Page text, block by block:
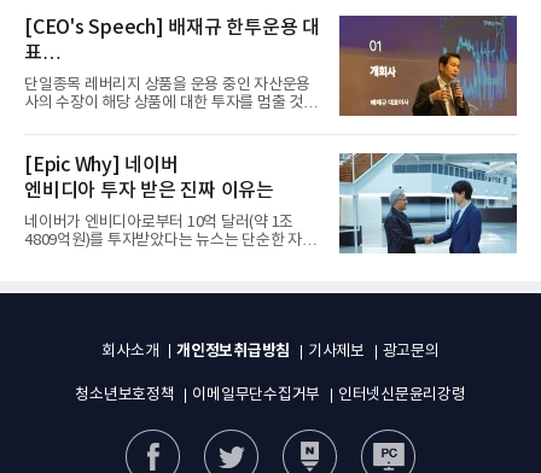
[CEO's Speech] 배재규 한투운용 대
표
“개별종목 레버리지 투자 지금이라도
멈춰라”
단일종목 레버리지 상품을 운용 중인 자산운용
사의 수장이 해당 상품에 대한 투자를 멈출 것을
[Epic Why] 네이버
엔비디아 투자 받은 진짜 이유는
네이버가 엔비디아로부터 10억 달러(약 1조
4809억원)를 투자받았다는 뉴스는 단순한 자금
회사소개 개인정보취급방침 기사제보 광고문의
청소년보호정책 이메일무단수집거부 인터넷신문윤리강령